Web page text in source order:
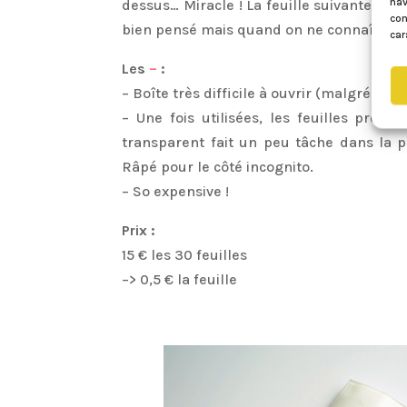
dessus… Miracle ! La feuille suivante,
bien pensé mais quand on ne connaît
Les – :
– Boîte très difficile à ouvrir (malgré les
– Une fois utilisées, les feuilles
transparent fait un peu tâche dans la
Râpé pour le côté incognito.
– So expensive !
Prix :
15 € les 30 feuilles
–> 0,5 € la feuille